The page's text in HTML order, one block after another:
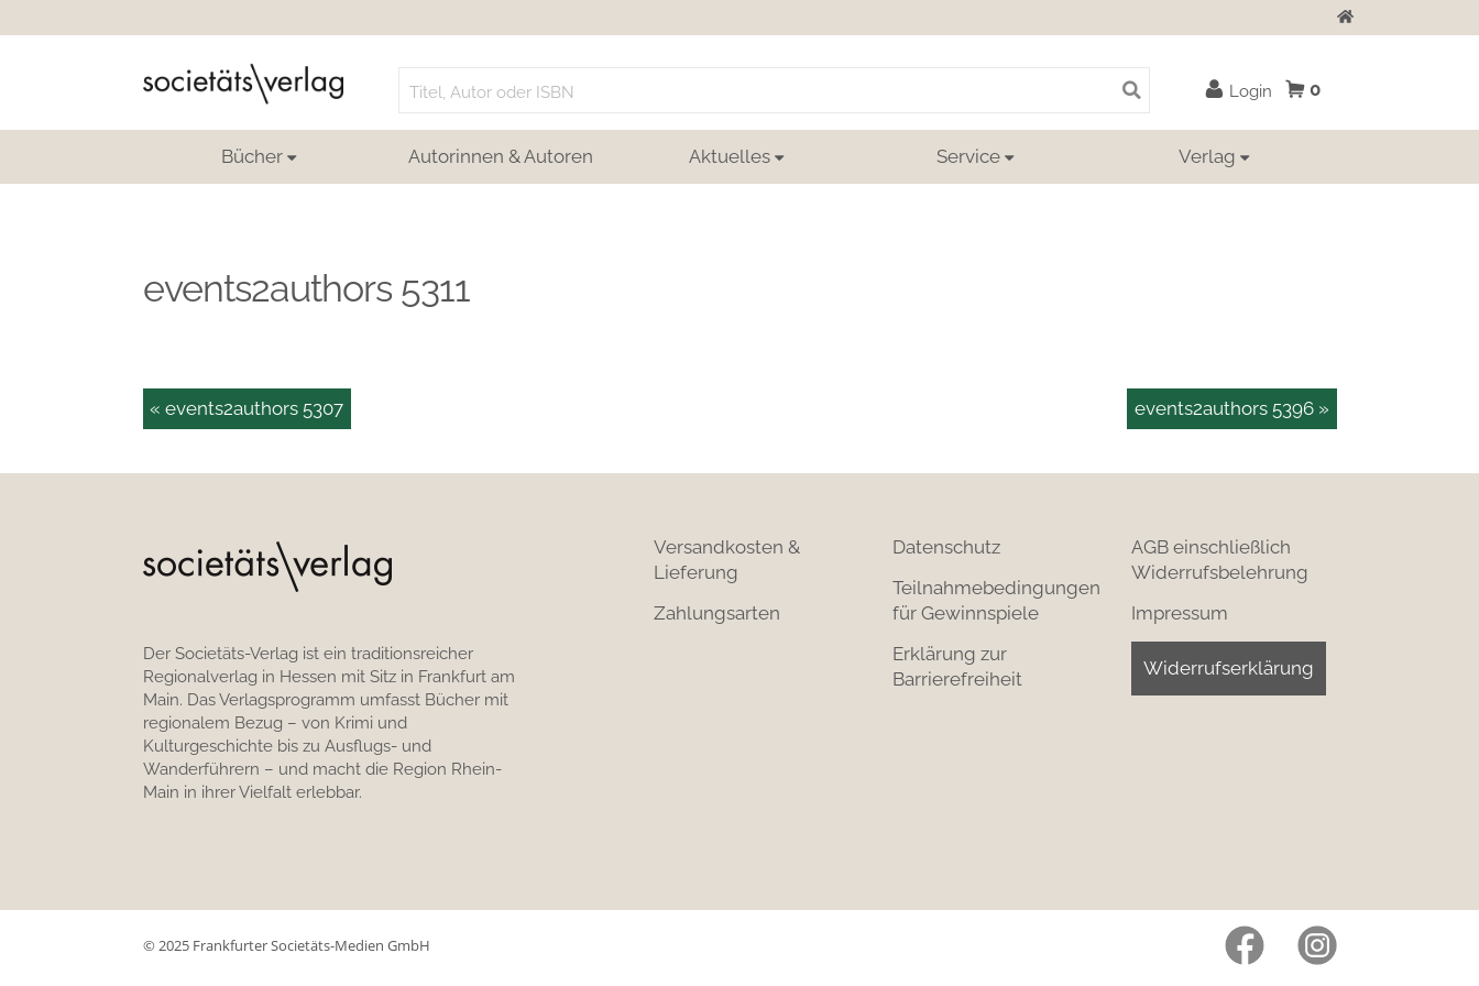
Zur Startseite
for:
Login 0
Bücher Autorinnen & Autoren Aktuelles Service Verlag
events2authors 5311
events2authors 5396 »
« events2authors 5307
Der Societäts-Verlag ist ein traditionsreicher
Regionalverlag in Hessen mit Sitz in Frankfurt am
Main. Das Verlagsprogramm umfasst Bücher mit
regionalem Bezug – von Krimi und
Kulturgeschichte bis zu Ausflugs- und
Wanderführern – und macht die Region Rhein-
Main in ihrer Vielfalt erlebbar.
Versandkosten &
Lieferung
Zahlungsarten
Datenschutz
Teilnahmebedingungen
für Gewinnspiele
Erklärung zur
Barrierefreiheit
AGB einschließlich
Widerrufsbelehrung
Impressum
Widerrufserklärung
© 2025 Frankfurter Societäts-Medien GmbH